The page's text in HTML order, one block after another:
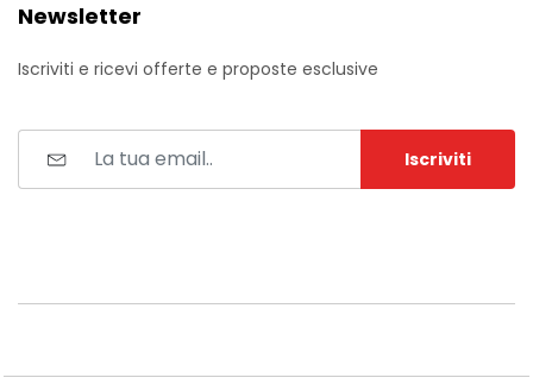
Newsletter
Iscriviti e ricevi offerte e proposte esclusive
Iscriviti